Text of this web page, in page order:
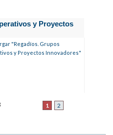
y Proyectos
"Regadíos. Grupos
y Proyectos Innovadores"
1 2